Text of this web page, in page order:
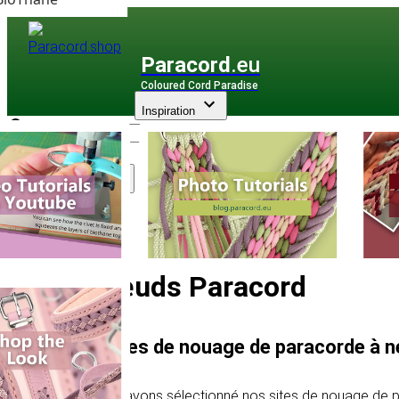
Paracord .eu
Coloured Cord Paradise
Assortiment
Inspiration
Nœuds Paracord
3 sites de nouage de paracorde à
Nous avons sélectionné nos sites de nouage de